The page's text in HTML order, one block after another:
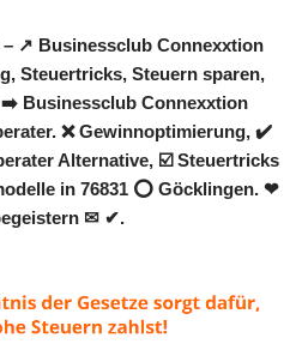
↗️ Businessclub Connexxtion
Steuertricks, Steuern sparen,
➡️ Businessclub Connexxtion
❌ Gewinnoptimierung, ✔️
Alternative, ☑️ Steuertricks
in 76831 ⭕ Göcklingen. ❤
✉ ✔.